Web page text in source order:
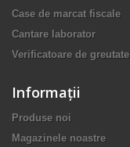
Case de marcat fiscale
Cantare laborator
Verificatoare de greutate
Informaţii
Produse noi
Magazinele noastre